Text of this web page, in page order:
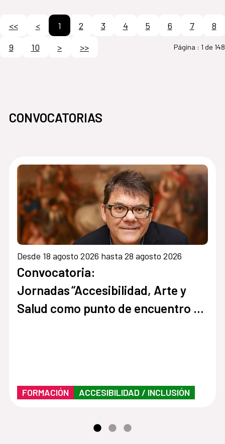
<< < 1 2 3 4 5 6 7
8
9
10 > >> Página : 1 de 148
CONVOCATORIAS
Desde 18 agosto 2026 hasta 28 agosto 2026
Convocatoria:
Jornadas “Accesibilidad, Arte y
Salud como punto de encuentro y
FORMACIÓN ACCESIBILIDAD / INCLUSIÓN